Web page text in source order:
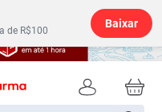
de R$100
Baixar